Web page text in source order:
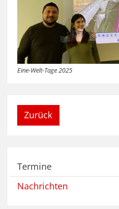
Eine-Welt-Tage 2025
Zurück
Termine
Nachrichten